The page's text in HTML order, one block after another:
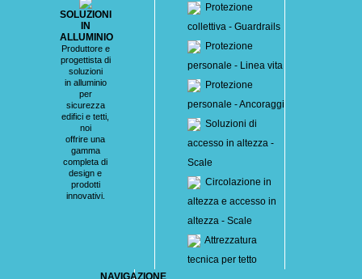
SOLUZIONI
IN
ALLUMINIO
Produttore e
progettista di
soluzioni
in alluminio
per
sicurezza
edifici e tetti,
noi
offrire una
gamma
completa di
design e
prodotti
innovativi.
Protezione
collettiva - Guardrails
Protezione
personale - Linea vita
Protezione
personale - Ancoraggi
Soluzioni di
accesso in altezza -
Scale
Circolazione in
altezza e accesso in
altezza - Scale
Attrezzatura
tecnica per tetto
NAVIGAZIONE